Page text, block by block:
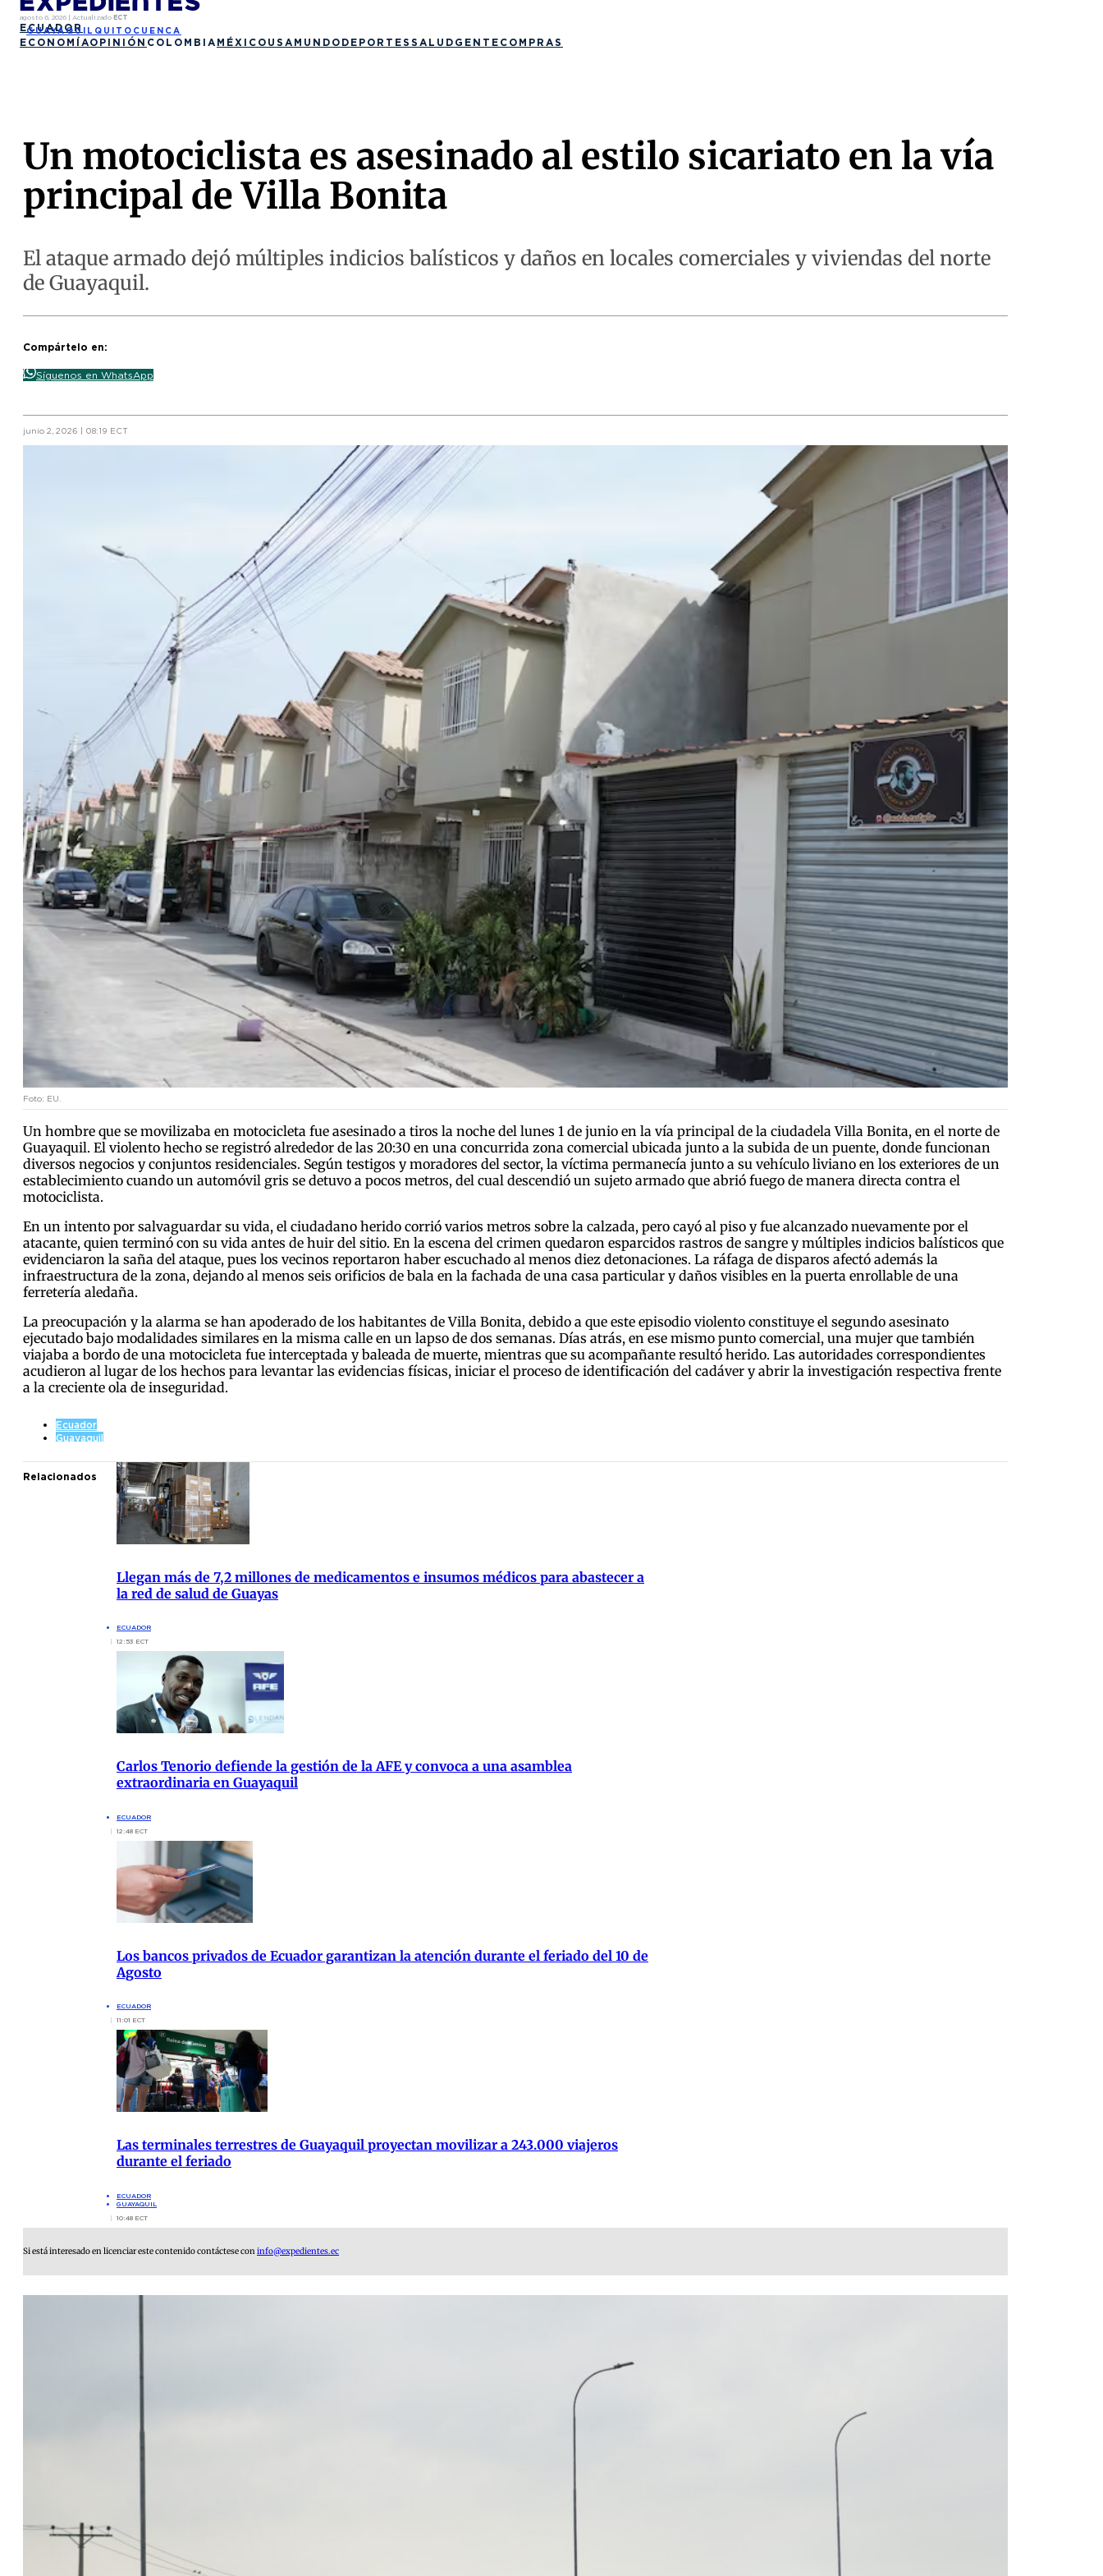
agosto 6, 2026 | Actualizado ECT
ECUADOR
GUAYAQUIL QUITO CUENCA
ECONOMÍAOPINIÓN COLOMBIA MÉXICO USA MUNDO DEPORTES SALUD GENTE COMPRAS
Un motociclista es asesinado al estilo sicariato en la vía
principal de Villa Bonita
El ataque armado dejó múltiples indicios balísticos y daños en locales comerciales y viviendas del norte
de Guayaquil.
Compártelo en:
Síguenos en WhatsApp
junio 2, 2026 | 08:19 ECT
Foto: EU.
Un hombre que se movilizaba en motocicleta fue asesinado a tiros la noche del lunes 1 de junio en la vía principal de la ciudadela Villa Bonita, en el norte de
Guayaquil. El violento hecho se registró alrededor de las 20:30 en una concurrida zona comercial ubicada junto a la subida de un puente, donde funcionan
diversos negocios y conjuntos residenciales. Según testigos y moradores del sector, la víctima permanecía junto a su vehículo liviano en los exteriores de un
establecimiento cuando un automóvil gris se detuvo a pocos metros, del cual descendió un sujeto armado que abrió fuego de manera directa contra el
motociclista.
En un intento por salvaguardar su vida, el ciudadano herido corrió varios metros sobre la calzada, pero cayó al piso y fue alcanzado nuevamente por el
atacante, quien terminó con su vida antes de huir del sitio. En la escena del crimen quedaron esparcidos rastros de sangre y múltiples indicios balísticos que
evidenciaron la saña del ataque, pues los vecinos reportaron haber escuchado al menos diez detonaciones. La ráfaga de disparos afectó además la
infraestructura de la zona, dejando al menos seis orificios de bala en la fachada de una casa particular y daños visibles en la puerta enrollable de una
ferretería aledaña.
La preocupación y la alarma se han apoderado de los habitantes de Villa Bonita, debido a que este episodio violento constituye el segundo asesinato
ejecutado bajo modalidades similares en la misma calle en un lapso de dos semanas. Días atrás, en ese mismo punto comercial, una mujer que también
viajaba a bordo de una motocicleta fue interceptada y baleada de muerte, mientras que su acompañante resultó herido. Las autoridades correspondientes
acudieron al lugar de los hechos para levantar las evidencias físicas, iniciar el proceso de identificación del cadáver y abrir la investigación respectiva frente
a la creciente ola de inseguridad.
Ecuador
Guayaquil
Relacionados
Llegan más de 7,2 millones de medicamentos e insumos médicos para abastecer a
la red de salud de Guayas
ECUADOR
12:53 ECT
Carlos Tenorio defiende la gestión de la AFE y convoca a una asamblea
extraordinaria en Guayaquil
ECUADOR
12:48 ECT
Los bancos privados de Ecuador garantizan la atención durante el feriado del 10 de
Agosto
ECUADOR
11:01 ECT
Las terminales terrestres de Guayaquil proyectan movilizar a 243.000 viajeros
durante el feriado
ECUADOR
GUAYAQUIL
10:48 ECT
Si está interesado en licenciar este contenido contáctese coninfo@expedientes.ec